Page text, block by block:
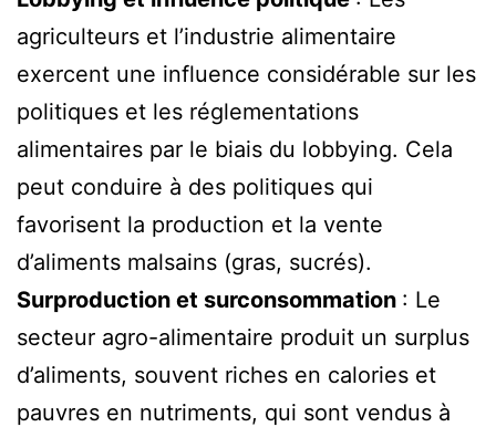
agriculteurs et l’industrie alimentaire
exercent une influence considérable sur les
politiques et les réglementations
alimentaires par le biais du lobbying. Cela
peut conduire à des politiques qui
favorisent la production et la vente
d’aliments malsains (gras, sucrés).
Surproduction et surconsommation : Le
secteur agro-alimentaire produit un surplus
d’aliments, souvent riches en calories et
pauvres en nutriments, qui sont vendus à